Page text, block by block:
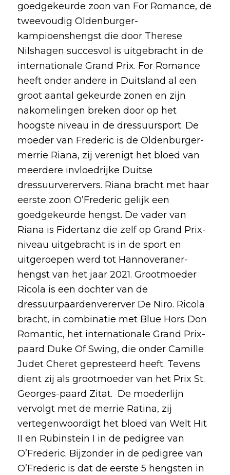
goedgekeurde zoon van For Romance, de
tweevoudig Oldenburger-
kampioenshengst die door Therese
Nilshagen succesvol is uitgebracht in de
internationale Grand Prix. For Romance
heeft onder andere in Duitsland al een
groot aantal gekeurde zonen en zijn
nakomelingen breken door op het
hoogste niveau in de dressuursport. De
moeder van Frederic is de Oldenburger-
merrie Riana, zij verenigt het bloed van
meerdere invloedrijke Duitse
dressuurverervers. Riana bracht met haar
eerste zoon O’Frederic gelijk een
goedgekeurde hengst. De vader van
Riana is Fidertanz die zelf op Grand Prix-
niveau uitgebracht is in de sport en
uitgeroepen werd tot Hannoveraner-
hengst van het jaar 2021. Grootmoeder
Ricola is een dochter van de
dressuurpaardenvererver De Niro. Ricola
bracht, in combinatie met Blue Hors Don
Romantic, het internationale Grand Prix-
paard Duke Of Swing, die onder Camille
Judet Cheret gepresteerd heeft. Tevens
dient zij als grootmoeder van het Prix St.
Georges-paard Zitat. De moederlijn
vervolgt met de merrie Ratina, zij
vertegenwoordigt het bloed van Welt Hit
II en Rubinstein I in de pedigree van
O’Frederic. Bijzonder in de pedigree van
O’Frederic is dat de eerste 5 hengsten in